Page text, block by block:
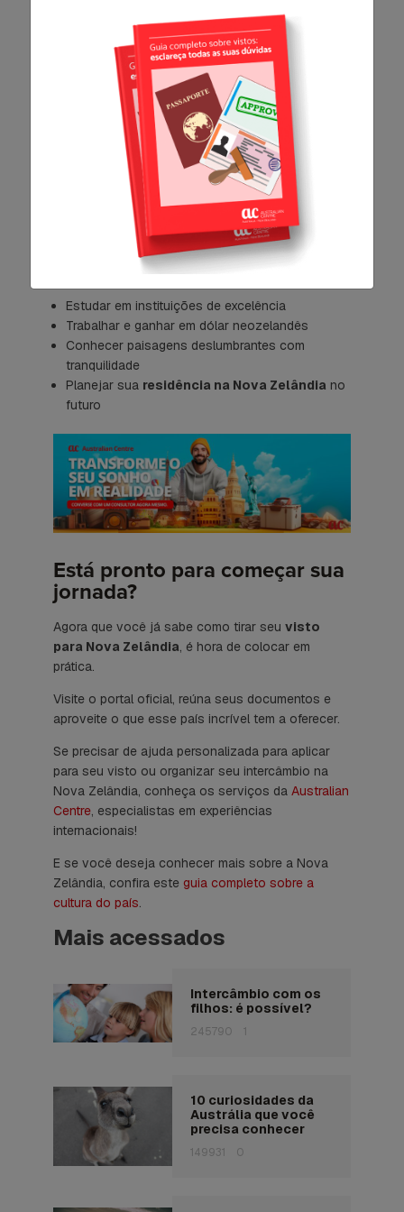
comprovação de recursos para se manter no
Aproveite as vantagens de
viajar com o visto certo
Tirar o visto para a Nova Zelândia não é um bicho
de sete cabeças.
Com planejamento e atenção às etapas, você
garante sua entrada legal no país e ainda abre
portas para experiências únicas.
Com o visto correto, você poderá:
Estudar em instituições de excelência
Trabalhar e ganhar em dólar neozelandês
Conhecer paisagens deslumbrantes com
tranquilidade
Planejar sua residência na Nova Zelândia no
futuro
Está pronto para começar sua
jornada?
Agora que você já sabe como tirar seu visto
para Nova Zelândia, é hora de colocar em
prática.
Visite o portal oficial, reúna seus documentos e
aproveite o que esse país incrível tem a oferecer.
Se precisar de ajuda personalizada para aplicar
para seu visto ou organizar seu intercâmbio na
Nova Zelândia, conheça os serviços da Australian
Centre, especialistas em experiências
internacionais!
E se você deseja conhecer mais sobre a Nova
Zelândia, confira este guia completo sobre a
cultura do país.
Mais acessados
Intercâmbio com os
filhos: é possível?
245790 1
10 curiosidades da
Austrália que você
precisa conhecer
149931 0